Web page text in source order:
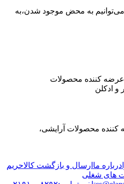
می‌توانیم به محض موجود شدن،به
عرضه کننده محصولات
و ادکلن
کننده محصولات آرایشی،
درباره ما ارسال و بازگشت کالاحریم
های شغلی